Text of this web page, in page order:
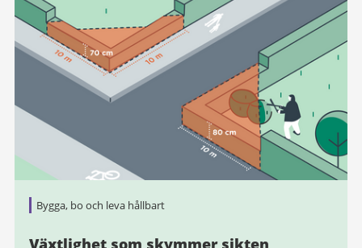
Bygga, bo och leva hållbart
Växtlighet som skymmer sikten